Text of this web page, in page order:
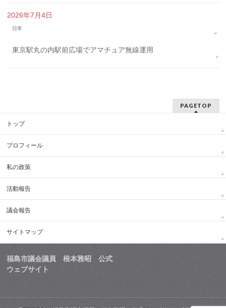
2026年7月4日
日常
東京駅丸の内駅前広場でアマチュア無線運用
PAGETOP
トップ
プロフィール
私の政策
活動報告
議会報告
サイトマップ
福島市議会議員 根本雅昭 公式
ウェブサイト